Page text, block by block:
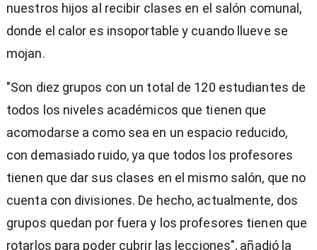
nuestros hijos al recibir clases en el salón comunal,
donde el calor es insoportable y cuando llueve se
mojan.
"Son diez grupos con un total de 120 estudiantes de
todos los niveles académicos que tienen que
acomodarse a como sea en un espacio reducido,
con demasiado ruido, ya que todos los profesores
tienen que dar sus clases en el mismo salón, que no
cuenta con divisiones. De hecho, actualmente, dos
grupos quedan por fuera y los profesores tienen que
rotarlos para poder cubrir las lecciones", añadió la